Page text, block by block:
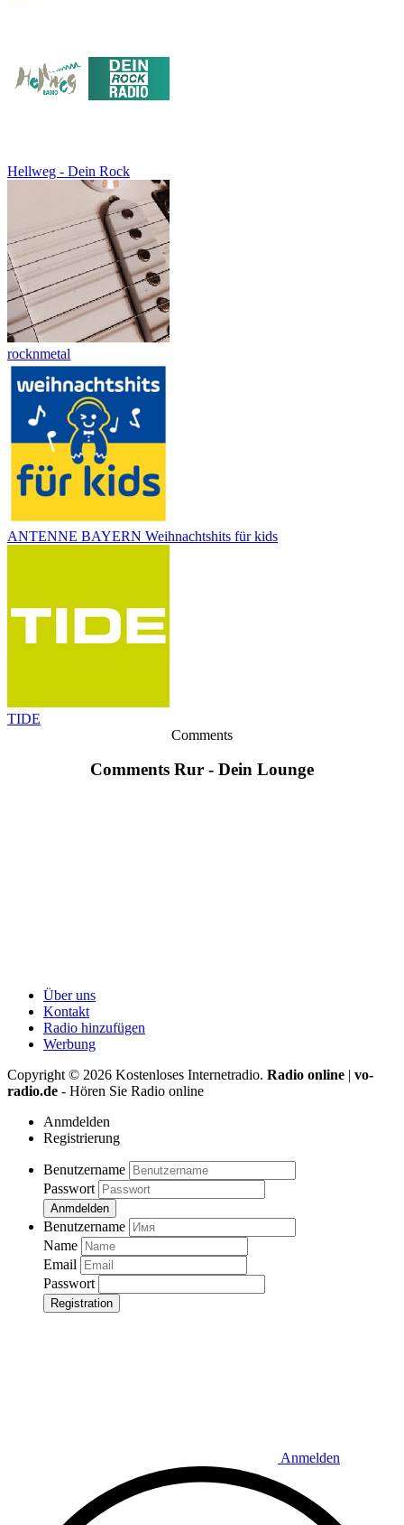
Hellweg - Dein Rock
rocknmetal
ANTENNE BAYERN Weihnachtshits für kids
TIDE
Comments
Comments Rur - Dein Lounge
Über uns
Kontakt
Radio hinzufügen
Werbung
Copyright © 2026 Kostenloses Internetradio. Radio online | vo-
radio.de - Hören Sie Radio online
Anmdelden
Registrierung
Benutzername
Passwort
Anmdelden
Benutzername
Name
Email
Passwort
Registration
Anmelden